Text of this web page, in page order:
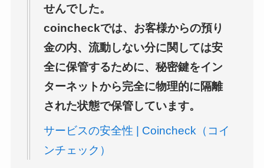
せんでした。
coincheckでは、お客様からの預り
金の内、流動しない分に関しては安
全に保管するために、秘密鍵をイン
ターネットから完全に物理的に隔離
された状態で保管しています。
サービスの安全性 | Coincheck（コイ
ンチェック）